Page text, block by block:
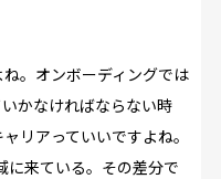
。オンボーディングでは
かなければならない時
リアっていいですよね。
に来ている。その差分で